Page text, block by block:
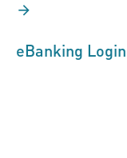
eBanking Login